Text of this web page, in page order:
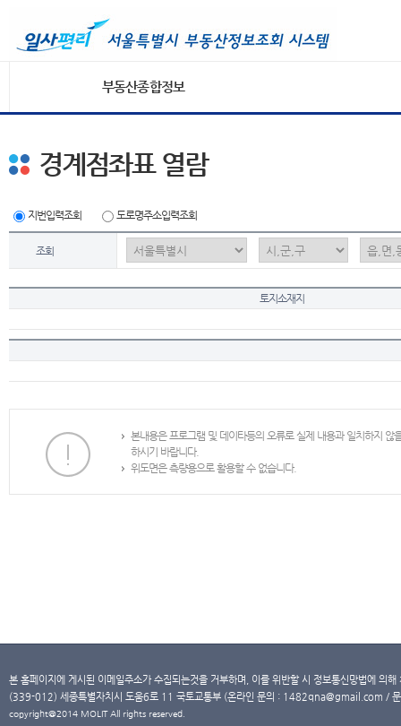
부동산종합정보
경계점좌표 열람
지번입력조회 도로명주소입력조회
조회
토지소재지
본내용은 프로그램 및 데이타등의 오류로 실제 내용과 일치하지
하시기 바랍니다.
위도면은 측량용으로 활용할 수 없습니다.
본 홈페이지에 게시된 이메일주소가 수집되는것을 거부하며, 이를 위반할 시 정보통신망법에 의
(339-012) 세종특별자치시 도움6로 11 국토교통부 (온라인 문의 : 1482qna@gmail.com /
copyright@2014 MOLIT All rights reserved.